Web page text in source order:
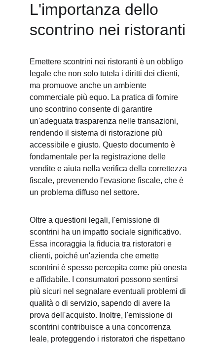
L'importanza dello
scontrino nei ristoranti
Emettere scontrini nei ristoranti è un obbligo
legale che non solo tutela i diritti dei clienti,
ma promuove anche un ambiente
commerciale più equo. La pratica di fornire
uno scontrino consente di garantire
un'adeguata trasparenza nelle transazioni,
rendendo il sistema di ristorazione più
accessibile e giusto. Questo documento è
fondamentale per la registrazione delle
vendite e aiuta nella verifica della correttezza
fiscale, prevenendo l'evasione fiscale, che è
un problema diffuso nel settore.
Oltre a questioni legali, l'emissione di
scontrini ha un impatto sociale significativo.
Essa incoraggia la fiducia tra ristoratori e
clienti, poiché un'azienda che emette
scontrini è spesso percepita come più onesta
e affidabile. I consumatori possono sentirsi
più sicuri nel segnalare eventuali problemi di
qualità o di servizio, sapendo di avere la
prova dell'acquisto. Inoltre, l'emissione di
scontrini contribuisce a una concorrenza
leale, proteggendo i ristoratori che rispettano